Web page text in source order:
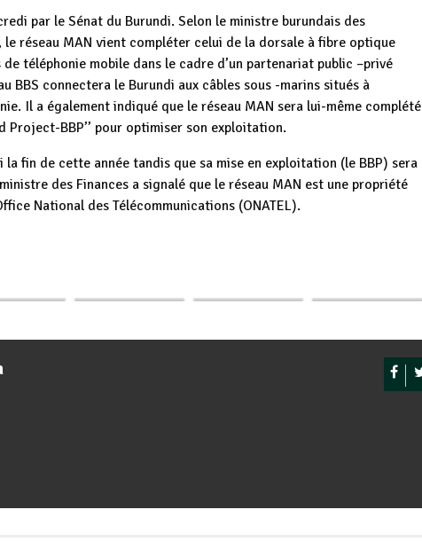
par le Sénat du Burundi. Selon le ministre burundais des
le réseau MAN vient compléter celui de la dorsale à fibre optique
téléphonie mobile dans le cadre d’un partenariat public –privé
BBS connectera le Burundi aux câbles sous -marins situés à
Il a également indiqué que le réseau MAN sera lui-même complété
Project-BBP’’ pour optimiser son exploitation.
la fin de cette année tandis que sa mise en exploitation (le BBP) sera
des Finances a signalé que le réseau MAN est une propriété
National des Télécommunications (ONATEL).